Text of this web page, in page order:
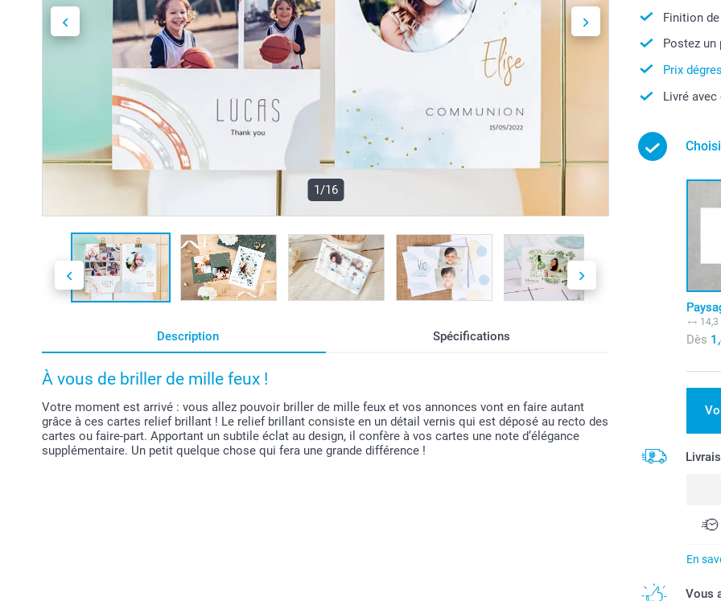
1/16
Description Spécifications
À vous de briller de mille feux !
Votre moment est arrivé : vous allez pouvoir briller de mille feux et vos annonces vont en faire autant
grâce à ces cartes relief brillant ! Le relief brillant consiste en un détail vernis qui est déposé au recto des
cartes ou faire-part. Apportant un subtile éclat au design, il confère à vos cartes une note d’élégance
supplémentaire. Un petit quelque chose qui fera une grande différence !
Finition
Postez un
Prix
Livré
14,3
Dès
En
Vous